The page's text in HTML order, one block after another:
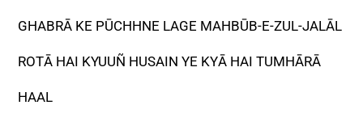
GHABRĀ KE PŪCHHNE LAGE MAHBŪB-E-ZUL-JALĀL
ROTĀ HAI KYUUÑ HUSAIN YE KYĀ HAI TUMHĀRĀ
HAAL